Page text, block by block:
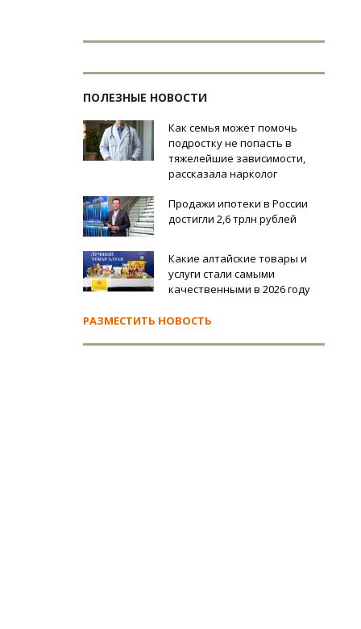
ПОЛЕЗНЫЕ НОВОСТИ
Как семья может помочь
подростку не попасть в
тяжелейшие зависимости,
рассказала нарколог
Продажи ипотеки в России
достигли 2,6 трлн рублей
Какие алтайские товары и
услуги стали самыми
качественными в 2026 году
РАЗМЕСТИТЬ НОВОСТЬ